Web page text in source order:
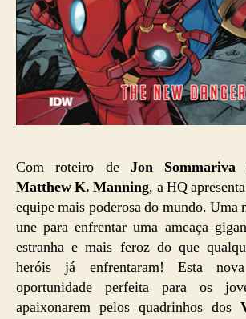
Com roteiro de Jon Sommariva
Matthew K. Manning, a HQ
equipe mais poderosa do mundo. Uma
une para enfrentar uma ameaça
estranha e mais feroz do que
heróis já enfrentaram! Esta
oportunidade perfeita para os
apaixonarem pelos quadrinhos dos